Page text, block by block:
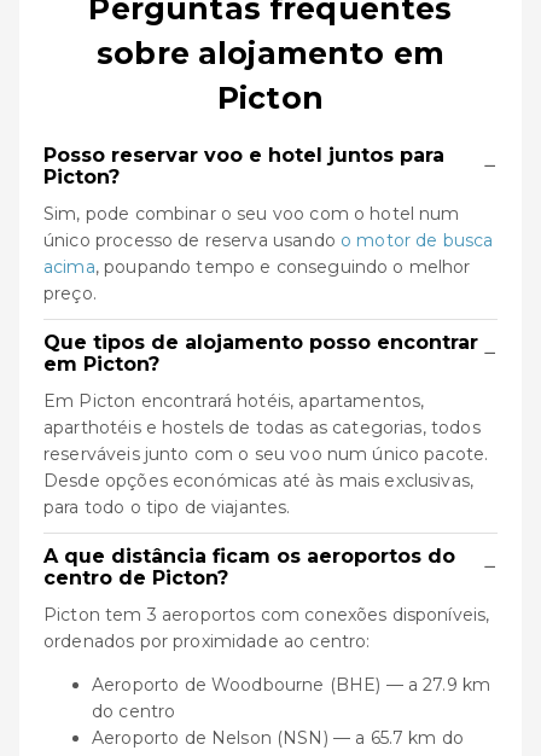
Perguntas frequentes
sobre alojamento em
Picton
Posso reservar voo e hotel juntos para
Picton?
−
Sim, pode combinar o seu voo com o hotel num
único processo de reserva usando o motor de busca
acima, poupando tempo e conseguindo o melhor
preço.
Que tipos de alojamento posso encontrar
em Picton?
−
Em Picton encontrará hotéis, apartamentos,
aparthotéis e hostels de todas as categorias, todos
reserváveis junto com o seu voo num único pacote.
Desde opções económicas até às mais exclusivas,
para todo o tipo de viajantes.
A que distância ficam os aeroportos do
centro de Picton?
−
Picton tem 3 aeroportos com conexões disponíveis,
ordenados por proximidade ao centro:
Aeroporto de Woodbourne (BHE) — a 27.9 km
do centro
Aeroporto de Nelson (NSN) — a 65.7 km do